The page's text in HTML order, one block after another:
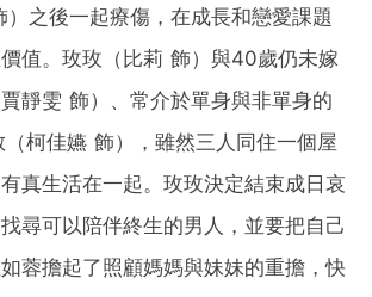
之後一起療傷，在成長和戀愛課題
值。玫玫（比莉 飾）與40歲仍未嫁
靜雯 飾）、常介於單身與非單身的
柯佳嬿 飾），雖然三人同住一個屋
真生活在一起。玫玫決定結束成日哀
尋可以陪伴終生的男人，並要把自己
蓉擔起了照顧媽媽與妹妹的重擔，快